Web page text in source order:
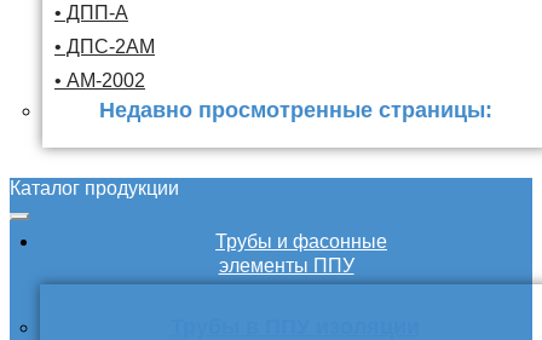
• ДПП-А
• ДПС-2АМ
• АМ-2002
Недавно просмотренные страницы:
Каталог продукции
Трубы и фасонные
элементы ППУ